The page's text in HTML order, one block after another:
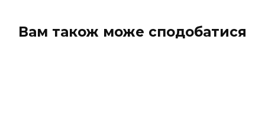
Вам також може сподобатися